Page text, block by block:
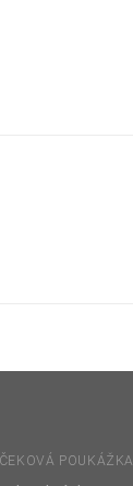
POUKÁŽKA